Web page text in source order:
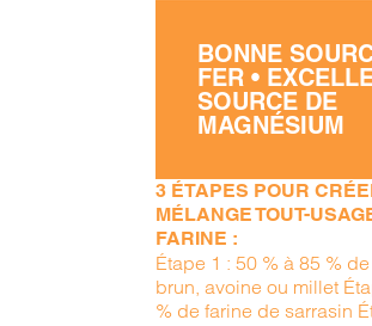
BONNE
FER •
SOURCE DE
MAGNÉSIUM
3 ÉTAPES POUR
MÉLANGE TOUT-
FARINE :
Étape 1 : 50 % à 85 %
brun, avoine ou millet
% de farine de sarrasin